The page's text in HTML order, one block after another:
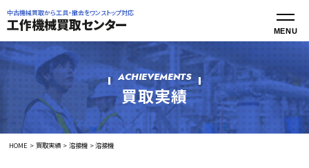
中古機械買取から工具・撤去をワンストップ対応
工作機械買取センター
ACHIEVEMENTS
買取実績
HOME 買取実績 溶接機 溶接機